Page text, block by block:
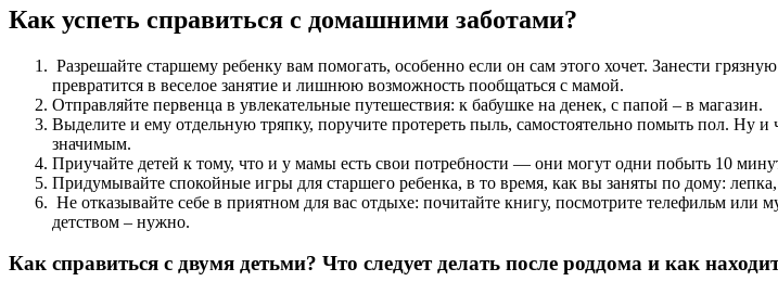
Как успеть справиться с домашними заботами?
Разрешайте старшему ребенку вам помогать, особенно если он сам этого хочет. Занести
превратится в веселое занятие и лишнюю возможность пообщаться с мамой.
Отправляйте первенца в увлекательные путешествия: к бабушке на денек, с папой – в магазин.
Выделите и ему отдельную тряпку, поручите протереть пыль, самостоятельно помыть пол. Ну и
значимым.
Приучайте детей к тому, что и у мамы есть свои потребности — они могут одни побыть 10
Придумывайте спокойные игры для старшего ребенка, в то время, как вы заняты по дому:
Не отказывайте себе в приятном для вас отдыхе: почитайте книгу, посмотрите телефильм или
детством – нужно.
Как справиться с двумя детьми? Что следует делать после роддома и как